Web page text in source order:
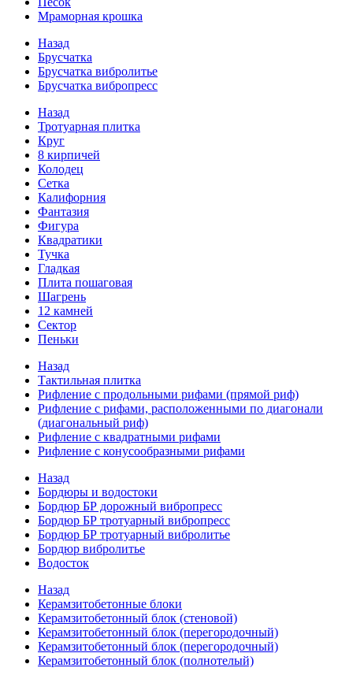
Мраморная крошка
Назад
Брусчатка
Брусчатка вибролитье
Брусчатка вибропресс
Назад
Тротуарная плитка
Круг
8 кирпичей
Колодец
Сетка
Калифорния
Фантазия
Фигура
Квадратики
Тучка
Гладкая
Плита пошаговая
Шагрень
12 камней
Сектор
Пеньки
Назад
Тактильная плитка
Рифление с продольными рифами (прямой риф)
Рифление с рифами, расположенными по диагонали
(диагональный риф)
Рифление с квадратными рифами
Рифление с конусообразными рифами
Назад
Бордюры и водостоки
Бордюр БР дорожный вибропресс
Бордюр БР тротуарный вибропресс
Бордюр БР тротуарный вибролитье
Бордюр вибролитье
Водосток
Назад
Керамзитобетонные блоки
Керамзитобетонный блок (стеновой)
Керамзитобетонный блок (перегородочный)
Керамзитобетонный блок (перегородочный)
Керамзитобетонный блок (полнотелый)